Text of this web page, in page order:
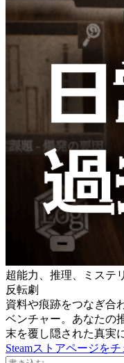
超能力、推理、ミステ
反転劇
資料や痕跡をつなぎ合
ベンチャー。あなたの
末を覆し隠された真実
Steamストアページをチ